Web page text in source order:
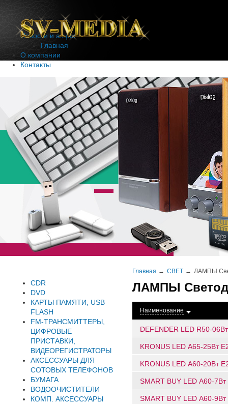
Новости и акции
Главная
О компании
Контакты
Главная СВЕТ ЛАМПЫ
ЛАМПЫ
Наименование
DEFENDER LED R50-
KRONUS LED А65-25Вт
KRONUS LED А60-20Вт
SMART BUY LED А60-
SMART BUY LED А60-
CDR
DVD
КАРТЫ ПАМЯТИ, USB
FLASH
FM-ТРАНСМИТТЕРЫ,
ЦИФРОВЫЕ
ПРИСТАВКИ,
ВИДЕОРЕГИСТРАТОРЫ
АКСЕССУАРЫ ДЛЯ
СОТОВЫХ ТЕЛЕФОНОВ
БУМАГА
ВОДООЧИСТИТЕЛИ
КОМП. АКСЕССУАРЫ